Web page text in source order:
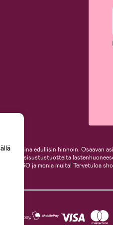
ja aina edullisin hinnoin. Osaavan
sisustustuotteita
LEGO ja monia muita! Tervetuloa